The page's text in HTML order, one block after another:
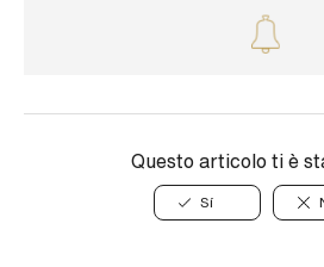
Questo articolo ti è
Sí